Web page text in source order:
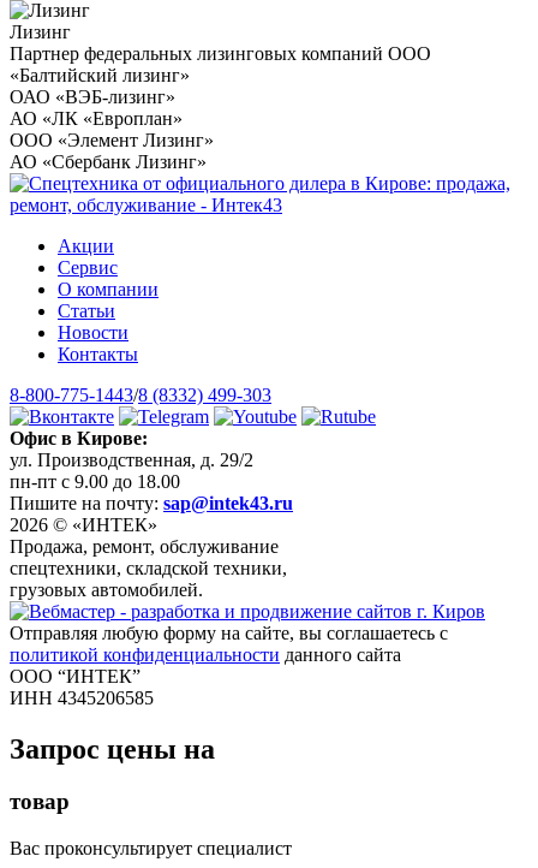
Лизинг
Партнер федеральных лизинговых компаний ООО
«Балтийский лизинг»
ОАО «ВЭБ-лизинг»
АО «ЛК «Европлан»
ООО «Элемент Лизинг»
АО «Сбербанк Лизинг»
Акции
Сервис
О компании
Статьи
Новости
Контакты
8-800-775-1443/8 (8332) 499-303
Офис в Кирове:
ул. Производственная, д. 29/2
пн-пт с 9.00 до 18.00
Пишите на почту: sap@intek43.ru
2026 © «ИНТЕК»
Продажа, ремонт, обслуживание
спецтехники, складской техники,
грузовых автомобилей.
Отправляя любую форму на сайте, вы соглашаетесь с
политикой конфиденциальности данного сайта
ООО “ИНТЕК”
ИНН 4345206585
Запрос цены на
товар
Вас проконсультирует специалист